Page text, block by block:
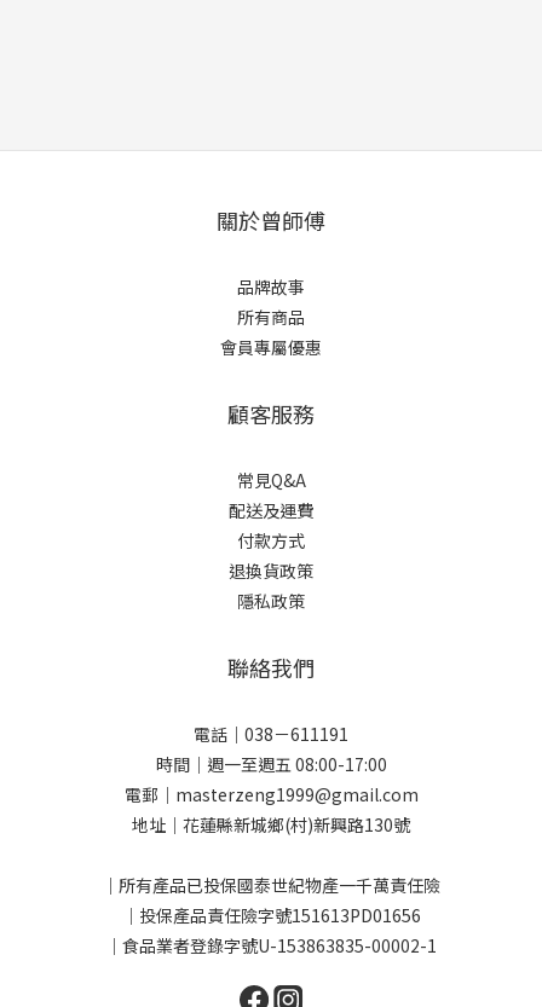
關於曾師傅
品牌故事
所有商品
會員專屬優惠
顧客服務
常見Q&A
配送及運費
付款方式
退換貨政策
隱私政策
聯絡我們
電話｜038－611191
時間｜週一至週五 08:00-17:00
電郵｜masterzeng1999@gmail.com
地址｜花蓮縣新城鄉(村)新興路130號
｜所有產品已投保國泰世紀物產一千萬責任險
｜投保產品責任險字號151613PD01656
｜食品業者登錄字號U-153863835-00002-1